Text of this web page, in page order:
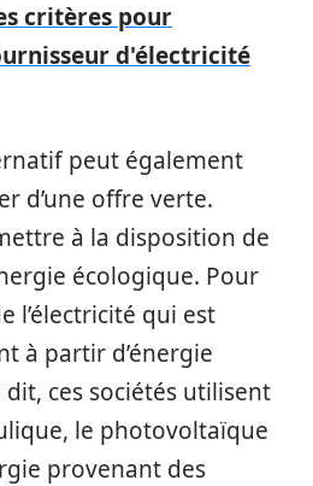
critères pour
d'électricité
peut également
d’une offre verte.
à la disposition de
écologique. Pour
l’électricité qui est
à partir d’énergie
ces sociétés utilisent
le photovoltaïque
provenant des